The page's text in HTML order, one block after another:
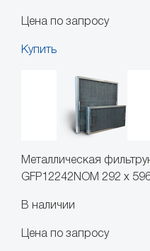
Цена по запросу
Купить
Металлическая
GFP12242NOM 292 x
В наличии
Цена по запросу